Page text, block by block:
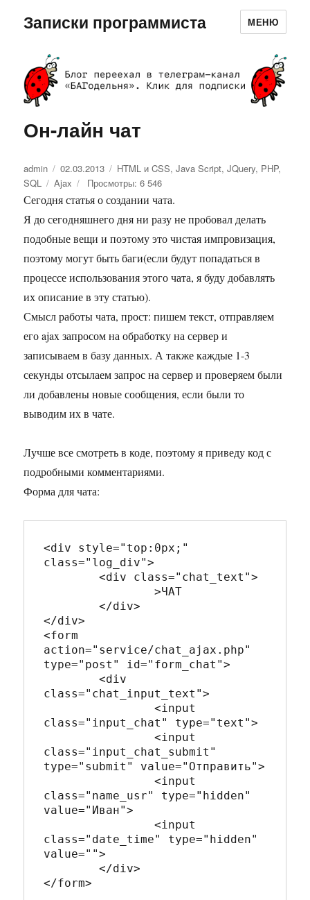
Записки программиста МЕНЮ
Он-лайн чат
Автор
admin Опубликовано
02.03.2013 Рубрики
HTML и CSS,Java Script,JQuery, PHP,
SQL
Метки
Ajax Просмотры: 6 546
Сегодня статья о создании чата.
Я до сегодняшнего дня ни разу не пробовал делать
подобные вещи и поэтому это чистая импровизация,
поэтому могут быть баги(если будут попадаться в
процессе использования этого чата, я буду добавлять
их описание в эту статью).
Смысл работы чата, прост: пишем текст, отправляем
его ajax запросом на обработку на сервер и
записываем в базу данных. А также каждые 1-3
секунды отсылаем запрос на сервер и проверяем были
ли добавлены новые сообщения, если были то
выводим их в чате.
Лучше все смотреть в коде, поэтому я приведу код с
подробными комментариями.
Форма для чата:
<div style="top:0px;"
class="log_div">
	<div class="chat_text">
		>ЧАТ
	</div>
</div>
<form
action="service/chat_ajax.php"
type="post" id="form_chat">
	<div
class="chat_input_text">
		<input
class="input_chat" type="text">
		<input
class="input_chat_submit"
type="submit" value="Отправить">
		<input
class="name_usr" type="hidden"
value="Иван">
		<input
class="date_time" type="hidden"
value="">
	</div>